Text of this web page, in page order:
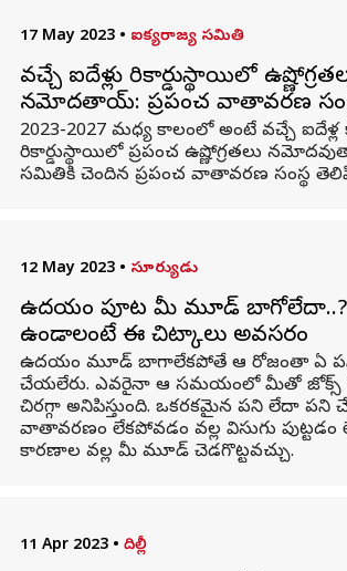
17 May 2023 • ఐక్యరాజ్య సమితి
వచ్చే ఐదేళ్లు రికార్డుస్థాయిలో
నమోదతాయ్: ప్రపంచ వాతావరణ
2023-2027 మధ్య కాలంలో అంటే వచ్చే
రికార్డుస్థాయిలో ప్రపంచ ఉష్ణోగ్రతలు
సమితికి చెందిన ప్రపంచ వాతావరణ సంస్థ
12 May 2023 • సూర్యుడు
ఉదయం పూట మీ మూడ్
ఉండాలంటే ఈ చిట్కాలు అవసరం
ఉదయం మూడ్ బాగాలేకపోతే ఆ రోజంతా ఏ
చేయలేరు. ఎవరైనా ఆ సమయంలో మీతో జోక్స్
చిరగ్గా అనిపిస్తుంది. ఒకరకమైన పని లేదా పని
వాతావరణం లేకపోవడం వల్ల విసుగు పుట్టడం
కారణాల వల్ల మీ మూడ్ చెడగొట్టవచ్చు.
11 Apr 2023 • దిల్లీ